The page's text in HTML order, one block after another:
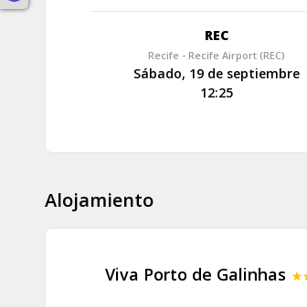
REC
Recife - Recife Airport (REC)
Sábado, 19 de septiembre
12:25
Alojamiento
Viva Porto de Galinhas